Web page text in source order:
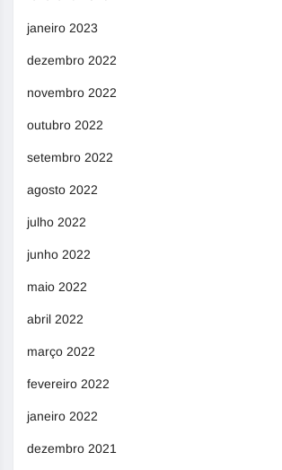
janeiro 2023
dezembro 2022
novembro 2022
outubro 2022
setembro 2022
agosto 2022
julho 2022
junho 2022
maio 2022
abril 2022
março 2022
fevereiro 2022
janeiro 2022
dezembro 2021